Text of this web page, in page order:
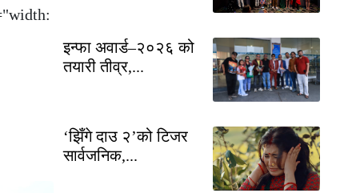
इन्फा अवार्ड–२०२६ को
तयारी तीव्र,...
‘झिँगे दाउ २’को टिजर
सार्वजनिक,...